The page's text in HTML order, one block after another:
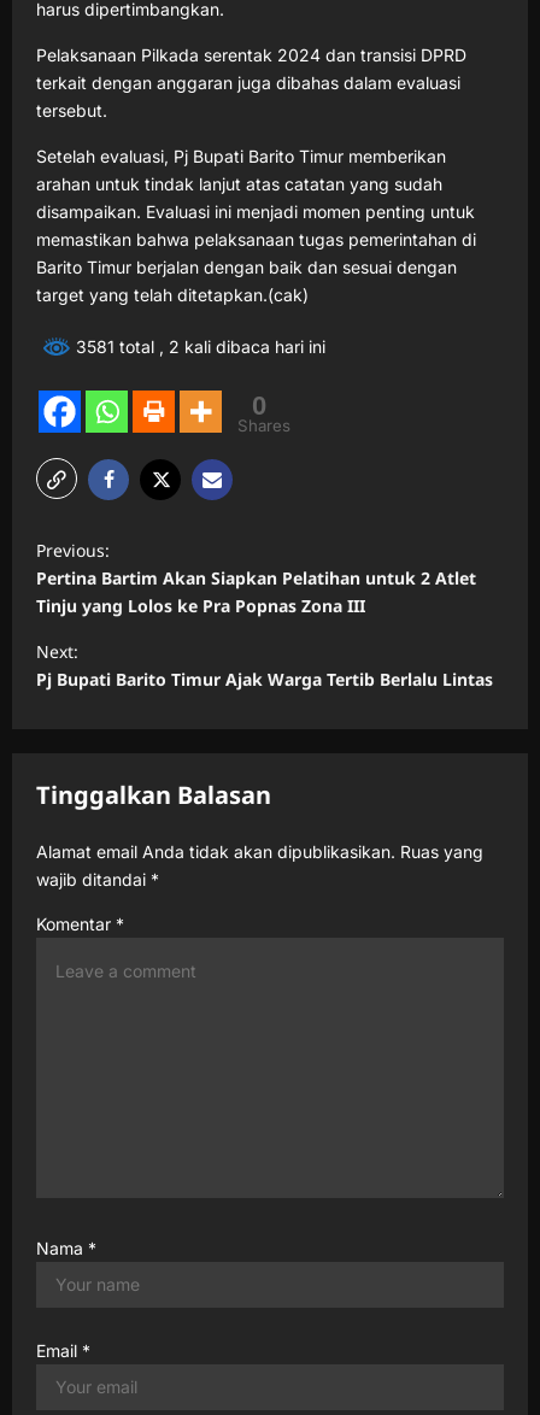
harus dipertimbangkan.
Pelaksanaan Pilkada serentak 2024 dan transisi DPRD
terkait dengan anggaran juga dibahas dalam evaluasi
tersebut.
Setelah evaluasi, Pj Bupati Barito Timur memberikan
arahan untuk tindak lanjut atas catatan yang sudah
disampaikan. Evaluasi ini menjadi momen penting untuk
memastikan bahwa pelaksanaan tugas pemerintahan di
Barito Timur berjalan dengan baik dan sesuai dengan
target yang telah ditetapkan.(cak)
3581 total , 2 kali dibaca hari ini
0
Shares
o
s
t
n
i
a
t
Previous:
Pertina Bartim Akan Siapkan Pelatihan untuk 2 Atlet
Tinju yang Lolos ke Pra Popnas Zona III
Next:
Pj Bupati Barito Timur Ajak Warga Tertib Berlalu Lintas
Tinggalkan Balasan
Alamat email Anda tidak akan dipublikasikan. Ruas yang
wajib ditandai *
Komentar *
Nama *
Email *